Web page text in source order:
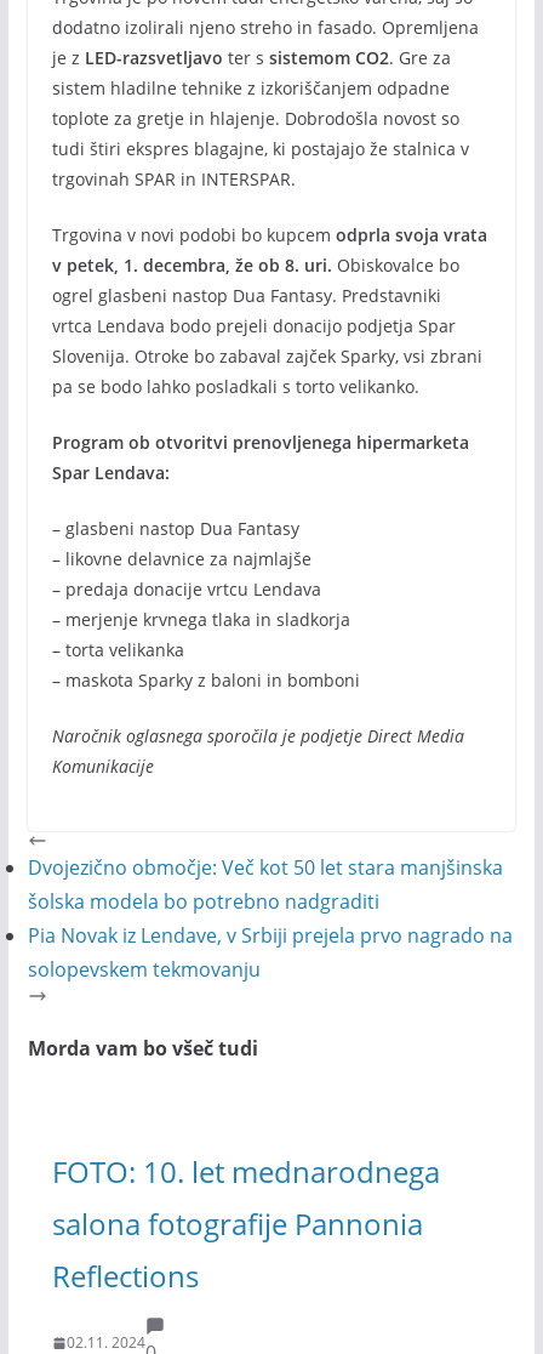
dodatno izolirali njeno streho in fasado. Opremljena
je z LED-razsvetljavo ter s sistemom CO2. Gre za
sistem hladilne tehnike z izkoriščanjem odpadne
toplote za gretje in hlajenje. Dobrodošla novost so
tudi štiri ekspres blagajne, ki postajajo že stalnica v
trgovinah SPAR in INTERSPAR.
Trgovina v novi podobi bo kupcem odprla svoja vrata
v petek, 1. decembra, že ob 8. uri. Obiskovalce bo
ogrel glasbeni nastop Dua Fantasy. Predstavniki
vrtca Lendava bodo prejeli donacijo podjetja Spar
Slovenija. Otroke bo zabaval zajček Sparky, vsi zbrani
pa se bodo lahko posladkali s torto velikanko.
Program ob otvoritvi prenovljenega hipermarketa
Spar Lendava:
– glasbeni nastop Dua Fantasy
– likovne delavnice za najmlajše
– predaja donacije vrtcu Lendava
– merjenje krvnega tlaka in sladkorja
– torta velikanka
– maskota Sparky z baloni in bomboni
Naročnik oglasnega sporočila je podjetje Direct Media
Komunikacije
Dvojezično območje: Več kot 50 let stara manjšinska
šolska modela bo potrebno nadgraditi
Pia Novak iz Lendave, v Srbiji prejela prvo nagrado na
solopevskem tekmovanju
Morda vam bo všeč tudi
FOTO: 10. let mednarodnega
salona fotografije Pannonia
Reflections
02.11. 2024